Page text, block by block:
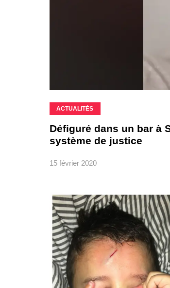
ACTUALITÉS
Défiguré dans un bar à
système de justice
15 février 2020